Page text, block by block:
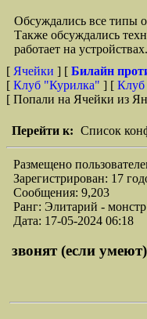
Обсуждались все типы
Также обсуждались
работает на
[ Ячейки ] [ Билайн
[ Клуб "Курилка" ] [
[ Попали на Ячейки из
Перейти к: Список
Размещено
Зарегистрирован: 17
Сообщения: 9,203
Ранг: Элитарий - монстр
Дата: 17-05-2024 06:18
звонят (если